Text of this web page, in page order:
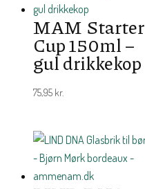
MAM Starter
Cup 150ml –
gul drikkekop
75,95 kr.